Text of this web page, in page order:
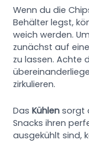
Wenn du die
Behälter legst,
weich werden.
zunächst auf
zu lassen. Achte
zirkulieren.
DasKühlen sorgt
Snacks ihren
ausgekühlt sind,